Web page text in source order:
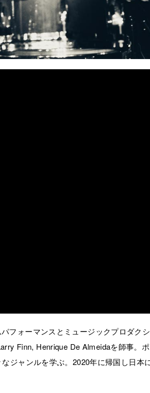
フォーマンスとミュージックプロダク
Finn, Henrique De Almeidaを師事。
ジャンルを学ぶ。2020年に帰国し日本